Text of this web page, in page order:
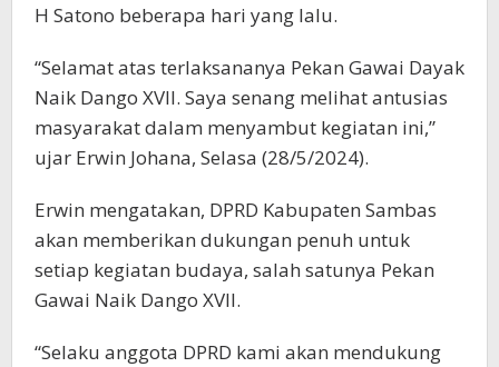
H Satono beberapa hari yang lalu.
“Selamat atas terlaksananya Pekan Gawai Dayak
Naik Dango XVII. Saya senang melihat antusias
masyarakat dalam menyambut kegiatan ini,”
ujar Erwin Johana, Selasa (28/5/2024).
Erwin mengatakan, DPRD Kabupaten Sambas
akan memberikan dukungan penuh untuk
setiap kegiatan budaya, salah satunya Pekan
Gawai Naik Dango XVII.
“Selaku anggota DPRD kami akan mendukung